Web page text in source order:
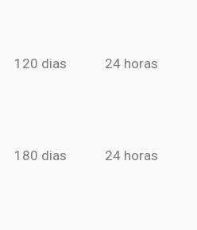
120 dias 24 horas
180 dias 24 horas